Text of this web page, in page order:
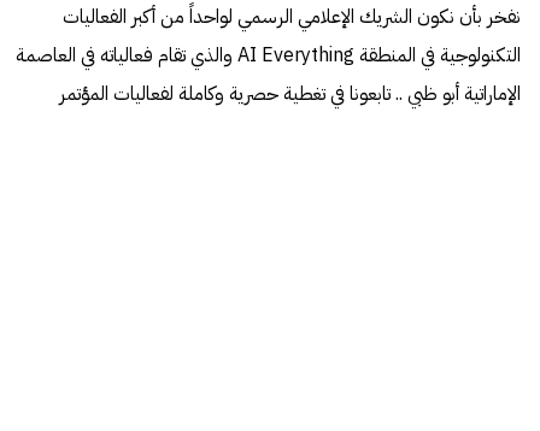
نفخر بأن نكون الشريك الإعلامي الرسمي لواحداً من أكبر الفعاليات
التكنولوجية في المنطقة AI Everything والذي تقام فعالياته في العاصمة
الإماراتية أبو ظبي .. تابعونا في تغطية حصرية وكاملة لفعاليات المؤتمر